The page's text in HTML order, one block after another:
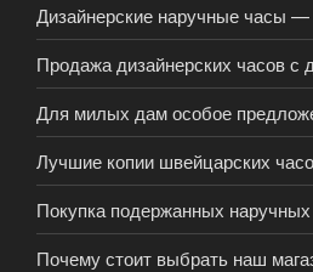
Дизайнерские наручные часы —
Продажа дизайнерских часов с
Для милых дам особое
Лучшие копии швейцарских
Покупка подержанных
Почему стоит выбрать наш